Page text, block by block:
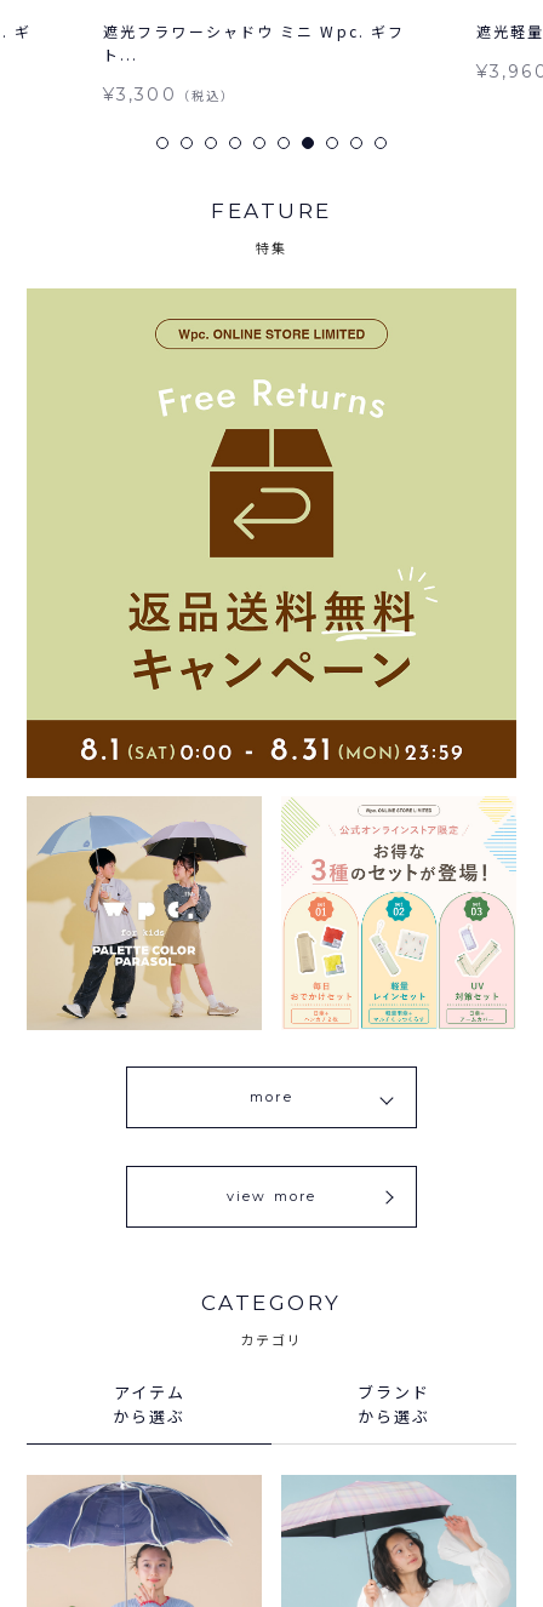
ギ
遮光フラワーシャドウ ミニ Wpc. ギフ
ト...
¥3,300 （税込）
遮光軽
FEATURE
特集
more
view more
CATEGORY
カテゴリ
アイテム
から選ぶ
ブランド
から選ぶ